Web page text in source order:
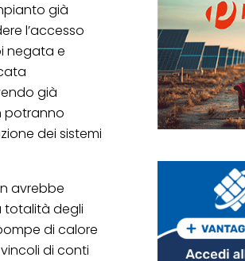
già
l’accesso
negata e
già
potranno
dei sistemi
avrebbe
totalità degli
di calore
di conti